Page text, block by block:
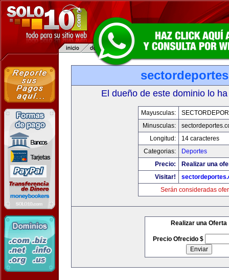
El dueño de este dominio lo
Mayusculas:
Minusculas:
Longitud:
14 caracteres
Categorias:
Deportes
Precio:
Realizar una
Visitar!
Serán consideradas
Realizar una Oferta
Precio Ofrecido $